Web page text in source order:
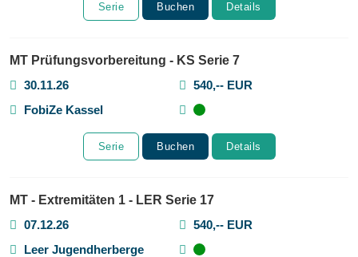
Serie Buchen Details
MT Prüfungsvorbereitung - KS Serie 7
30.11.26
540,-- EUR
FobiZe Kassel
Serie Buchen Details
MT - Extremitäten 1 - LER Serie 17
07.12.26
540,-- EUR
Leer Jugendherberge